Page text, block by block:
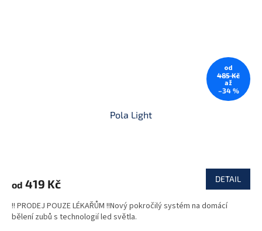
od
485 Kč
až
–34 %
Pola Light
od 419 Kč DETAIL
!! PRODEJ POUZE LÉKAŘŮM !!Nový pokročilý systém na domácí
bělení zubů s technologií led světla.